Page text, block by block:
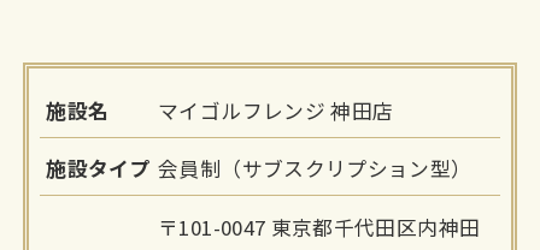
施設名 マイゴルフレンジ 神田店
施設タイプ 会員制（サブスクリプション型）
〒101-0047 東京都千代田区内神田